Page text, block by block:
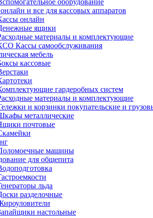
оборудование
и все для кассовых аппаратов
онлайн
ящики
материалы и комплектующие
Кассы самообслуживания
мебель
кассовые
гардеробных систем
материалы и комплектующие
и корзинки покупательские и
металлические
почтовые
машины
для общепита
льда
разделочные
настольные